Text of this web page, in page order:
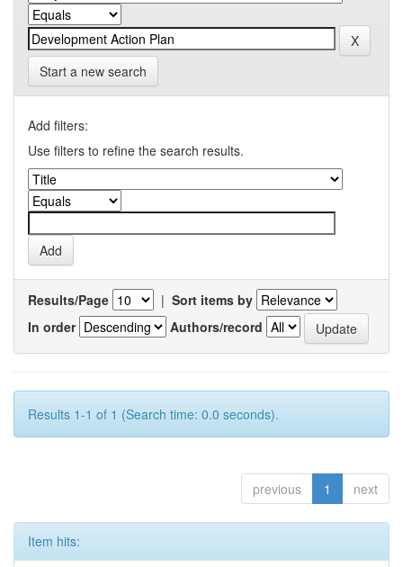
Start a new search
Add filters:
Use filters to refine the search results.
Results/Page | Sort items by
In order
Authors/record
Results 1-1 of 1 (Search time: 0.0 seconds).
previous 1 next
Item hits: